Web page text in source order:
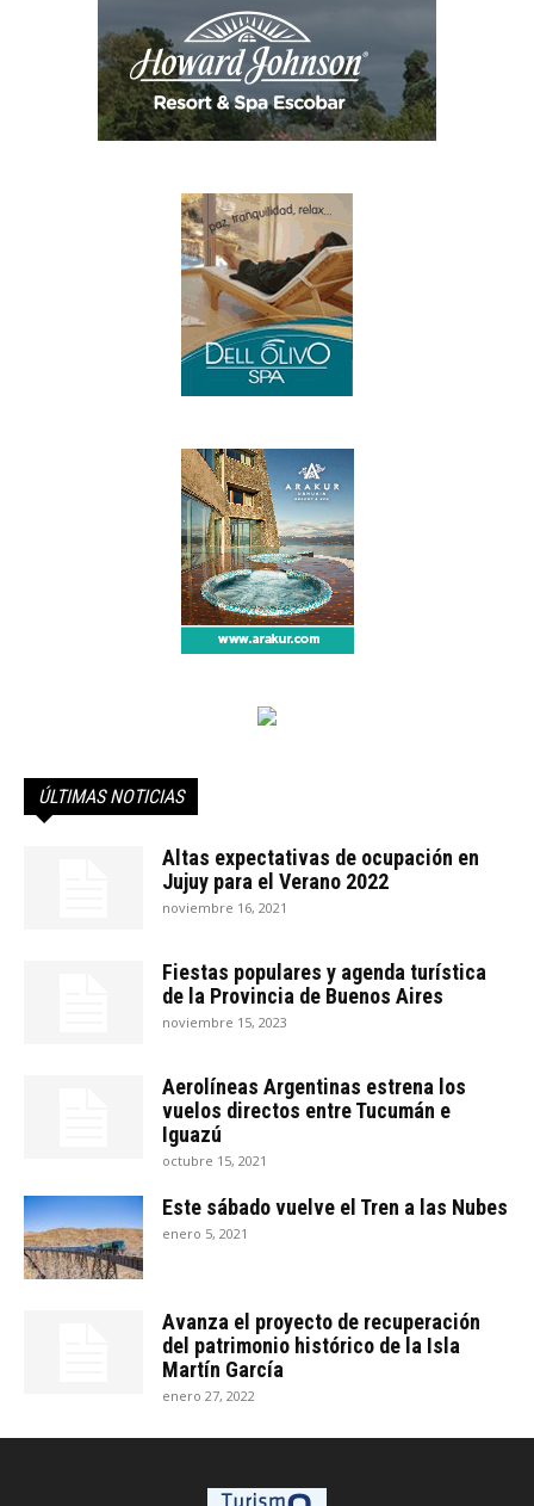
ÚLTIMAS NOTICIAS
Altas expectativas de ocupación en
Jujuy para el Verano 2022
noviembre 16, 2021
Fiestas populares y agenda turística
de la Provincia de Buenos Aires
noviembre 15, 2023
Aerolíneas Argentinas estrena los
vuelos directos entre Tucumán e
Iguazú
octubre 15, 2021
Este sábado vuelve el Tren a las Nubes
enero 5, 2021
Avanza el proyecto de recuperación
del patrimonio histórico de la Isla
Martín García
enero 27, 2022